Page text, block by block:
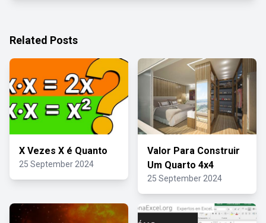
Related Posts
X Vezes X é Quanto
25 September 2024
Valor Para Construir
Um Quarto 4x4
25 September 2024